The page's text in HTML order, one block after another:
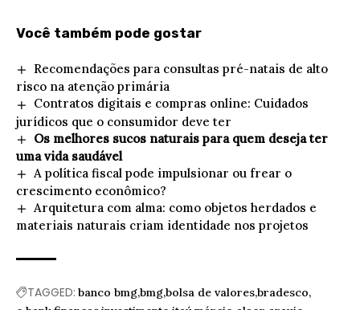
Você também pode gostar
Recomendações para consultas pré-natais de alto
risco na atenção primária
Contratos digitais e compras online: Cuidados
jurídicos que o consumidor deve ter
Os melhores sucos naturais para quem deseja ter
uma vida saudável
A política fiscal pode impulsionar ou frear o
crescimento econômico?
Arquitetura com alma: como objetos herdados e
materiais naturais criam identidade nos projetos
TAGGED: banco bmgbmgbolsa de valoresbradesco